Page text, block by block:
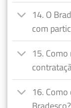
14. O
com
15.
16.